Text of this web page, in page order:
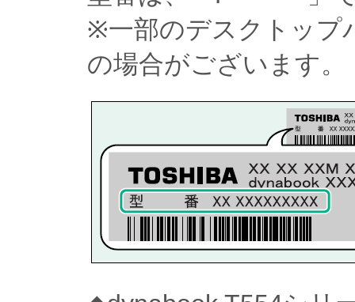
※一部のデスクトップ
の場合がございます。